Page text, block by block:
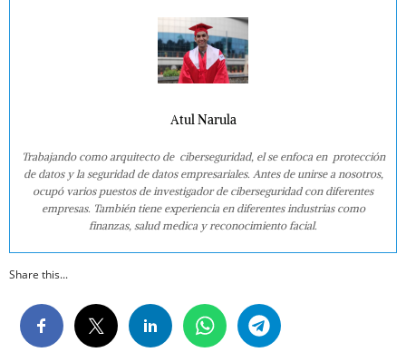
Atul Narula
Trabajando como arquitecto de ciberseguridad, el se enfoca en protección
de datos y la seguridad de datos empresariales. Antes de unirse a nosotros,
ocupó varios puestos de investigador de ciberseguridad con diferentes
empresas. También tiene experiencia en diferentes industrias como
finanzas, salud medica y reconocimiento facial.
Share this...